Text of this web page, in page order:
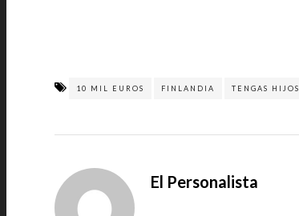
10 MIL EUROS FINLANDIA TENGAS HIJOS
El Personalista